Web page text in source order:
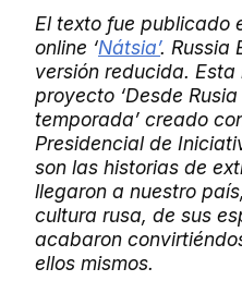
El texto fue publicado
online ‘Nátsia’. Russia
versión reducida.
proyecto ‘Desde
temporada’ creado
Presidencial de
son las historias de
llegaron a nuestro
cultura rusa, de sus
acabaron
ellos mismos.